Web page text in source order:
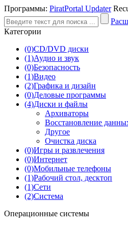
Программы: PiratPortal Updater
Категории
(0)CD/DVD диски
(1)Аудио и звук
(0)Безопасность
(1)Видео
(2)Графика и дизайн
(0)Деловые программы
(4)Диски и файлы
Архиваторы
Восстановление
Другое
Очистка диска
(0)Игры и развлечения
(0)Интернет
(0)Мобильные телефоны
(1)Рабочий стол, десктоп
(1)Сети
(2)Система
Операционные системы